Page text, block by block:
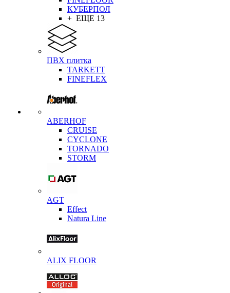
КУБЕРПОЛ
+ ЕЩЕ 13
ПВХ плитка
TARKETT
FINEFLEX
ABERHOF
CRUISE
CYCLONE
TORNADO
STORM
AGT
Effect
Natura Line
ALIX FLOOR